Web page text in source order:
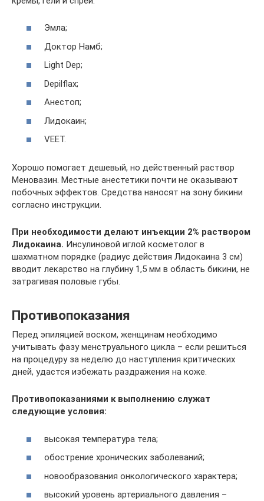
Эмла;
Доктор Намб;
Light Dep;
Depilflax;
Анестоп;
Лидокаин;
VEET.
Хорошо помогает дешевый, но действенный раствор
Меновазин. Местные анестетики почти не оказывают
побочных эффектов. Средства наносят на зону бикини
согласно инструкции.
При необходимости делают инъекции 2% раствором
Лидокаина. Инсулиновой иглой косметолог в
шахматном порядке (радиус действия Лидокаина 3 см)
вводит лекарство на глубину 1,5 мм в область бикини, не
затрагивая половые губы.
Противопоказания
Перед эпиляцией воском, женщинам необходимо
учитывать фазу менструального цикла – если решиться
на процедуру за неделю до наступления критических
дней, удастся избежать раздражения на коже.
Противопоказаниями к выполнению служат
следующие условия:
высокая температура тела;
обострение хронических заболеваний;
новообразования онкологического характера;
высокий уровень артериального давления –